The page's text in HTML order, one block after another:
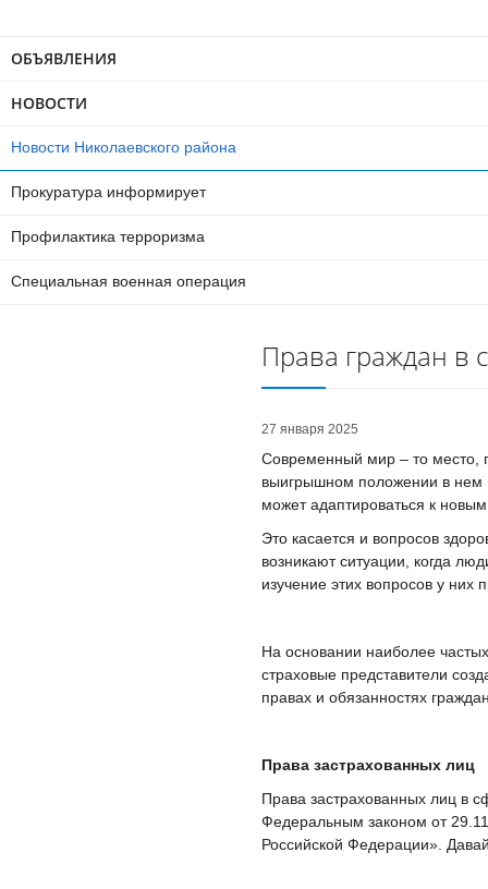
ОБЪЯВЛЕНИЯ
НОВОСТИ
Новости Николаевского района
Прокуратура информирует
Профилактика терроризма
Специальная военная операция
Права граждан в
27 января 2025
Современный мир – то место,
выигрышном положении в нем
может адаптироваться к
Это касается и вопросов
возникают ситуации, когда
изучение этих вопросов у
На основании наиболее
страховые представители
правах и обязанностях
Права застрахованных лиц
Права застрахованных лиц в
Федеральным законом от
Российской Федерации».